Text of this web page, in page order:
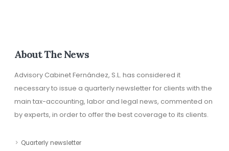
About The News
Advisory Cabinet Fernández, S.L. has considered it
necessary to issue a quarterly newsletter for clients with the
main tax-accounting, labor and legal news, commented on
by experts, in order to offer the best coverage to its clients.
Quarterly newsletter